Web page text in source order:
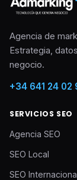
Agencia de
Estrategia,
negocio.
+34 641 24 02
SERVICIOS SEO
Agencia SEO
SEO Local
SEO